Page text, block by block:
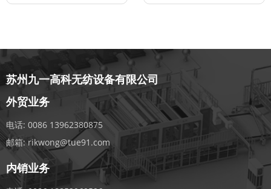
苏州九一高科无纺设备有限公司
外贸业务
电话: 0086 13962380875
邮箱: rikwong@tue91.com
内销业务